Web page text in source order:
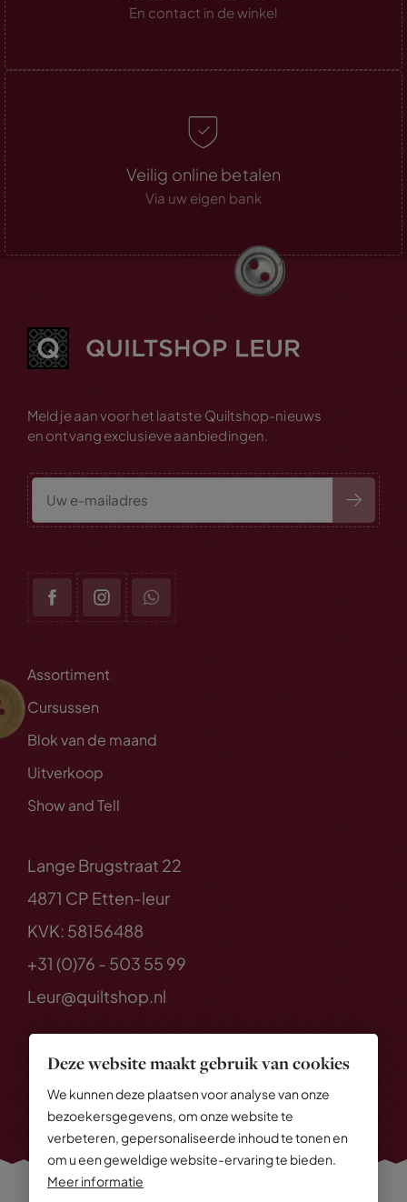
Deze website maakt gebruik van cookies
We kunnen deze plaatsen voor analyse van onze
bezoekersgegevens, om onze website te
verbeteren, gepersonaliseerde inhoud te tonen en
om u een geweldige website-ervaring te bieden.
Meer informatie
En contact in de winkel
Veilig online betalen
Via uw eigen bank
Meld je aan voor het laatste Quiltshop-nieuws
en ontvang exclusieve aanbiedingen.
Assortiment
Cursussen
Blok van de maand
Uitverkoop
Show and Tell
Lange Brugstraat 22
4871 CP Etten-leur
KVK: 58156488
+31 (0)76 - 503 55 99
Leur@quiltshop.nl